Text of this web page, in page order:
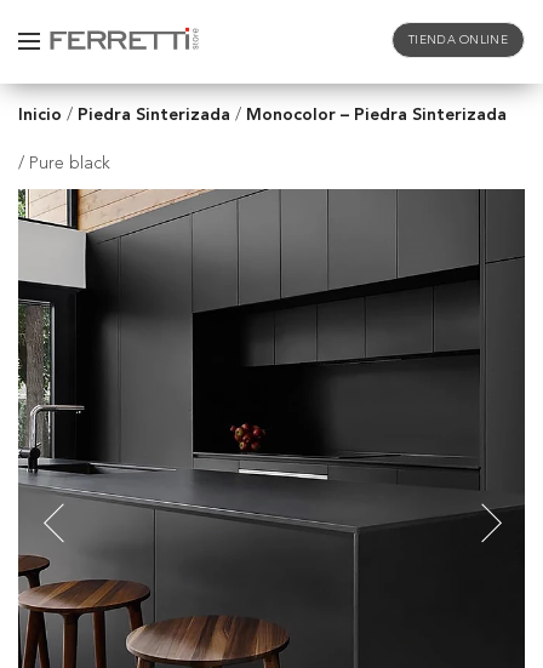
TIENDA ONLINE
Inicio / Piedra Sinterizada / Monocolor – Piedra Sinterizada
/ Pure black